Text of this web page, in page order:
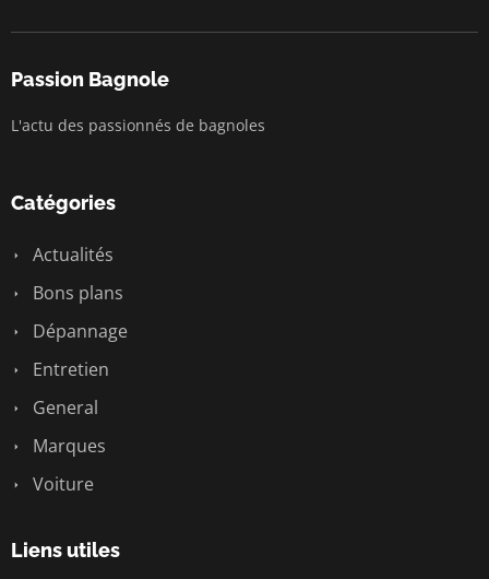
Passion Bagnole
L'actu des passionnés de bagnoles
Catégories
Actualités
Bons plans
Dépannage
Entretien
General
Marques
Voiture
Liens utiles